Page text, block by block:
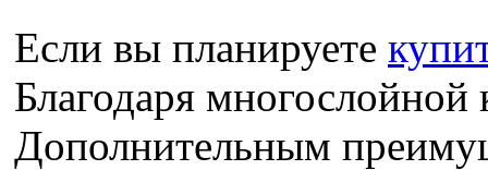
Если вы планируете
Благодаря многослойной
Дополнительным